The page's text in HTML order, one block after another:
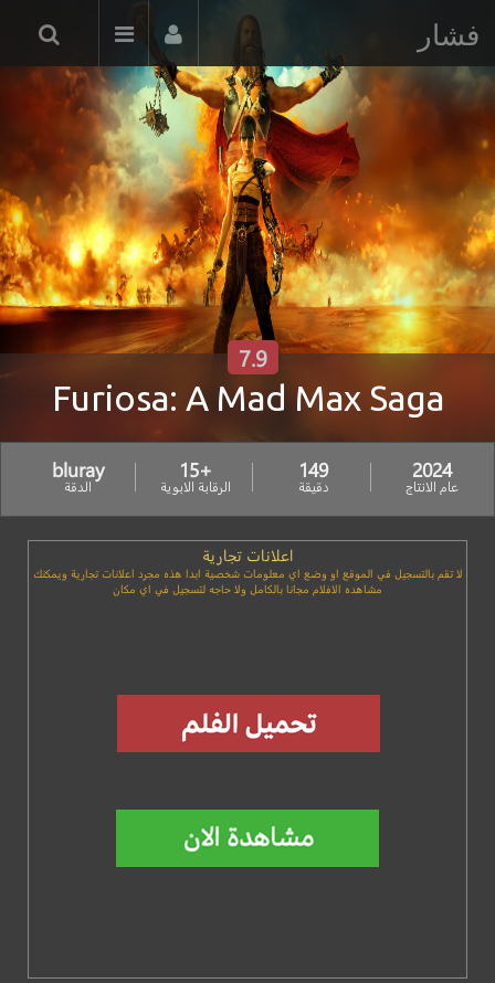
فشار
Furiosa: A Mad Max Saga
7.9
2024
عام الانتاج
149
دقيقة
+15
الرقابة الابوية
bluray
الدقة
اعلانات تجارية
لا تقم بالتسجيل في الموقع او وضع اي معلومات شخصية ابدا هذه مجرد اعلانات تجارية ويمكنك
مشاهده الافلام مجانا بالكامل ولا حاجه لتسجيل في اي مكان